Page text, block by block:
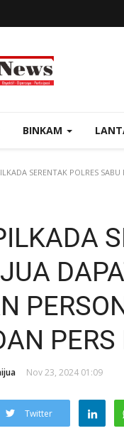
BINKAM
SERENTAK POLRES
Nov 23, 2024 01:09
Twitter